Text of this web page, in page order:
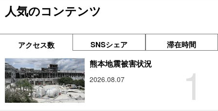
人気のコンテンツ
アクセス数 SNSシェア 滞在時間
1
熊本地震被害状況
2026.08.07